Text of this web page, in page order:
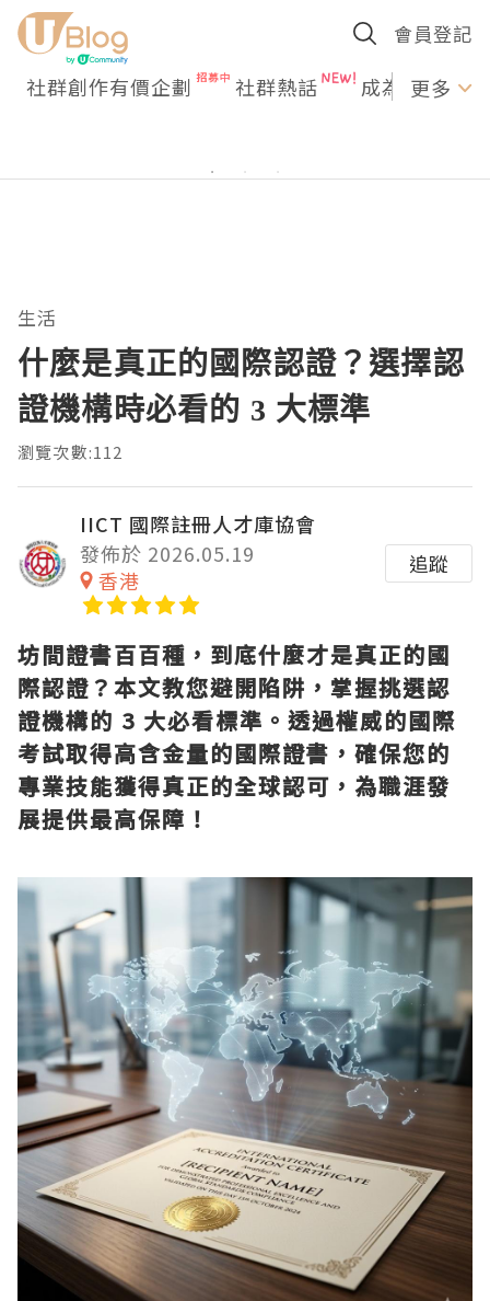
會員登記
社群創作有價企劃 社群熱話 成為U更多
生活
什麼是真正的國際認證？選擇認
證機構時必看的 3 大標準
瀏覽次數:112
IICT 國際註冊人才庫協會
發佈於 2026.05.19
香港
追蹤
坊間證書百百種，到底什麼才是真正的國
際認證？本文教您避開陷阱，掌握挑選認
證機構的 3 大必看標準。透過權威的國際
考試取得高含金量的國際證書，確保您的
專業技能獲得真正的全球認可，為職涯發
展提供最高保障！